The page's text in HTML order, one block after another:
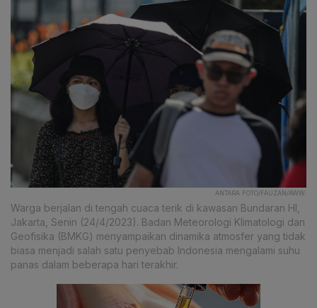
ANTARA FOTO/FAUZAN/AWW.
Warga berjalan di tengah cuaca terik di kawasan Bundaran HI,
Jakarta, Senin (24/4/2023). Badan Meteorologi Klimatologi dan
Geofisika (BMKG) menyampaikan dinamika atmosfer yang tidak
biasa menjadi salah satu penyebab Indonesia mengalami suhu
panas dalam beberapa hari terakhir.